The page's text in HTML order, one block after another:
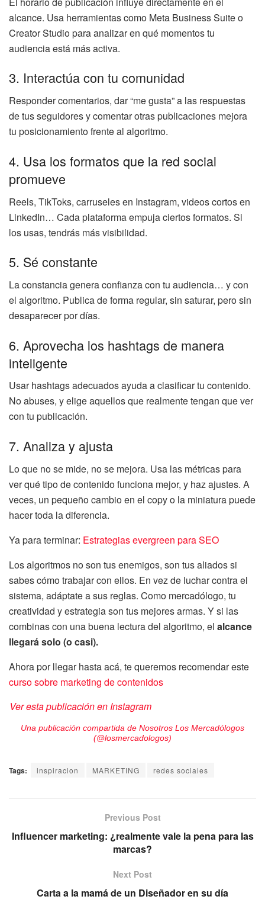
alcance. Usa herramientas como Meta Business Suite o
Creator Studio para analizar en qué momentos tu
audiencia está más activa.
3. Interactúa con tu comunidad
Responder comentarios, dar “me gusta” a las respuestas
de tus seguidores y comentar otras publicaciones mejora
tu posicionamiento frente al algoritmo.
4. Usa los formatos que la red social
promueve
Reels, TikToks, carruseles en Instagram, videos cortos en
LinkedIn… Cada plataforma empuja ciertos formatos. Si
los usas, tendrás más visibilidad.
5. Sé constante
La constancia genera confianza con tu audiencia… y con
el algoritmo. Publica de forma regular, sin saturar, pero sin
desaparecer por días.
6. Aprovecha los hashtags de manera
inteligente
Usar hashtags adecuados ayuda a clasificar tu contenido.
No abuses, y elige aquellos que realmente tengan que ver
con tu publicación.
7. Analiza y ajusta
Lo que no se mide, no se mejora. Usa las métricas para
ver qué tipo de contenido funciona mejor, y haz ajustes. A
veces, un pequeño cambio en el copy o la miniatura puede
hacer toda la diferencia.
Ya para terminar: Estrategias evergreen para SEO
Los algoritmos no son tus enemigos, son tus aliados si
sabes cómo trabajar con ellos. En vez de luchar contra el
sistema, adáptate a sus reglas. Como mercadólogo, tu
creatividad y estrategia son tus mejores armas. Y si las
combinas con una buena lectura del algoritmo, el alcance
llegará solo (o casi).
Ahora por llegar hasta acá, te queremos recomendar este
curso sobre marketing de contenidos
Ver esta publicación en Instagram
Una publicación compartida de Nosotros Los Mercadólogos
(@losmercadologos)
Tags: inspiracion MARKETING redes sociales
Previous Post
Influencer marketing: ¿realmente vale la pena para las
marcas?
Next Post
Carta a la mamá de un Diseñador en su día